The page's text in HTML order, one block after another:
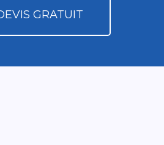
GRATUIT